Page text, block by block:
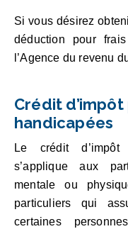
Si vous désirez
déduction pour
l’Agence du revenu
Crédit
handicapées
Le crédit d’impôt
s’applique aux
mentale ou
particuliers qui
certaines